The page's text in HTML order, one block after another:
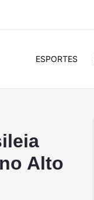
ESPORTES
Alto